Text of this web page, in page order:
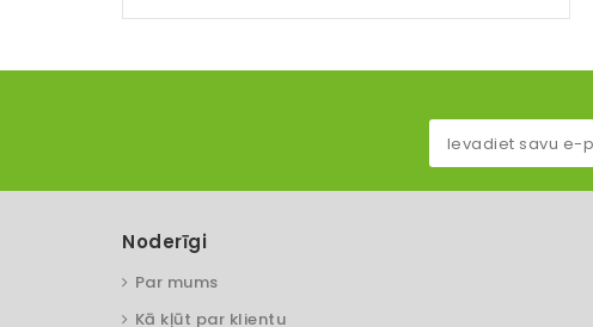
Noderīgi
Par mums
Kā kļūt par klientu